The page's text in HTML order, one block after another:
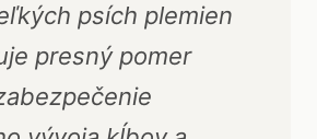
psích plemien
presný pomer